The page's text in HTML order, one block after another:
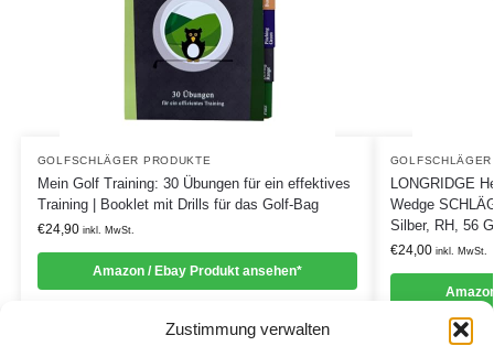
Zustimmung verwalten
GOLFSCHLÄGER PRODUKTE
Mein Golf Training: 30 Übungen für ein effektives
Training | Booklet mit Drills für das Golf-Bag
€24,90 inkl. MwSt.
Amazon / Ebay Produkt ansehen*
LONGRIDGE
Wedge
Silber, RH, 56
€24,00 inkl. MwSt.